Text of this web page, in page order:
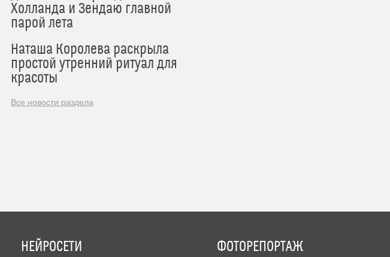
Холланда и Зендаю главной
парой лета
Наташа Королева раскрыла
простой утренний ритуал для
красоты
Все новости раздела
НЕЙРОСЕТИ ФОТОРЕПОРТАЖ